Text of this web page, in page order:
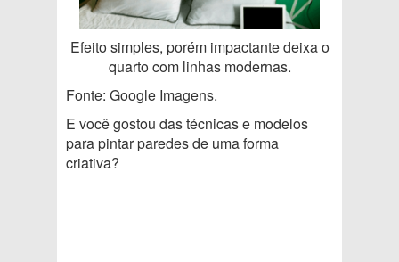
Efeito simples, porém impactante deixa o
quarto com linhas modernas.
Fonte: Google Imagens.
E você gostou das técnicas e modelos
para pintar paredes de uma forma
criativa?